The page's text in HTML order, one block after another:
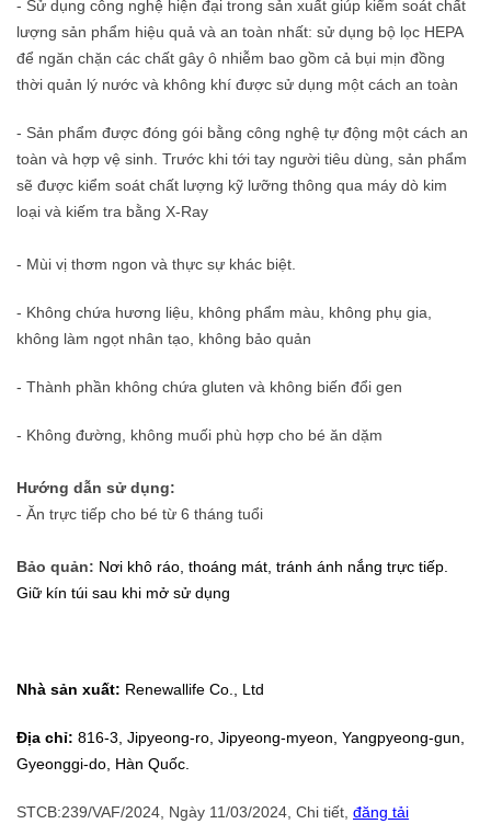
- Sử dụng công nghệ hiện đại trong sản xuất giúp kiểm soát chất
lượng sản phẩm hiệu quả và an toàn nhất: sử dụng bộ lọc HEPA
để ngăn chặn các chất gây ô nhiễm bao gồm cả bụi mịn đồng
thời quản lý nước và không khí được sử dụng một cách an toàn
- Sản phẩm được đóng gói bằng công nghệ tự động một cách an
toàn và hợp vệ sinh. Trước khi tới tay người tiêu dùng, sản phẩm
sẽ được kiểm soát chất lượng kỹ lưỡng thông qua máy dò kim
loại và kiếm tra bằng X-Ray
- Mùi vị thơm ngon và thực sự khác biệt.
- Không chứa hương liệu, không phẩm màu, không phụ gia,
không làm ngọt nhân tạo, không bảo quản
- Thành phần không chứa gluten và không biến đổi gen
- Không đường, không muối phù hợp cho bé ăn dặm
Hướng dẫn sử dụng:
- Ăn trực tiếp cho bé từ 6 tháng tuổi
Bảo quản: Nơi khô ráo, thoáng mát, tránh ánh nắng trực tiếp.
Giữ kín túi sau khi mở sử dụng
Nhà sản xuất: Renewallife Co., Ltd
Địa chỉ: 816-3, Jipyeong-ro, Jipyeong-myeon, Yangpyeong-gun,
Gyeonggi-do, Hàn Quốc.
STCB:239/VAF/2024, Ngày 11/03/2024, Chi tiết, đăng tải